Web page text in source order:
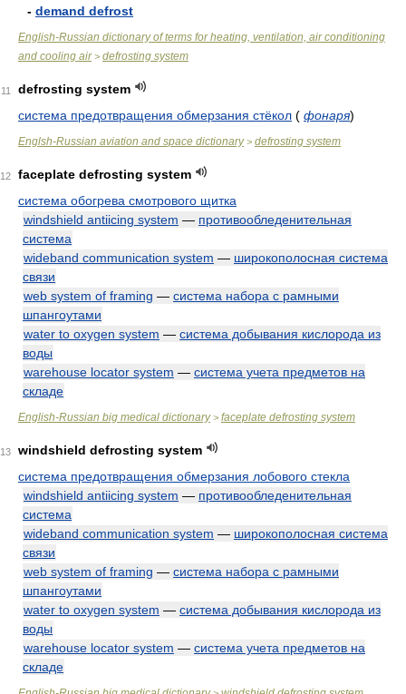
- demand defrost
English-Russian dictionary of terms for heating, ventilation, air conditioning
and cooling air> defrosting system
11
defrosting system
система предотвращения обмерзания стёкол ( фонаря)
Englsh-Russian aviation and space dictionary> defrosting system
12
faceplate defrosting system
система обогрева смотрового щитка
windshield antiicing system — противообледенительная
система
wideband communication system — широкополосная система
связи
web system of framing — система набора с рамными
шпангоутами
water to oxygen system — система добывания кислорода из
воды
warehouse locator system — система учета предметов на
складе
English-Russian big medical dictionary> faceplate defrosting system
13
windshield defrosting system
система предотвращения обмерзания лобового стекла
windshield antiicing system — противообледенительная
система
wideband communication system — широкополосная система
связи
web system of framing — система набора с рамными
шпангоутами
water to oxygen system — система добывания кислорода из
воды
warehouse locator system — система учета предметов на
складе